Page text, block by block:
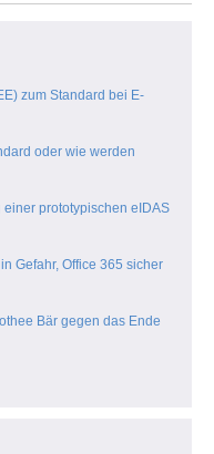
zum Standard bei E-
oder wie werden
prototypischen eIDAS
Gefahr, Office 365 sicher
Bär gegen das Ende